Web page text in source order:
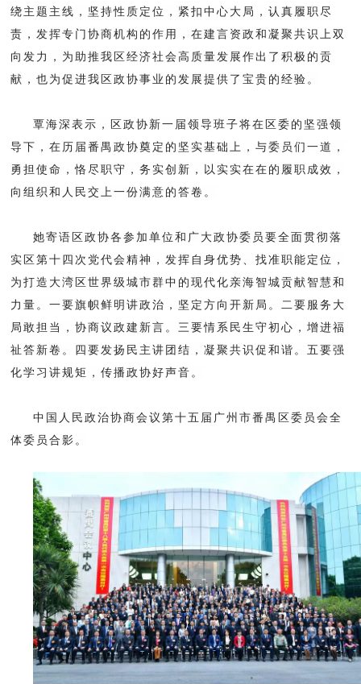
绕主题主线，坚持性质定位，紧扣中心大局，认真履职尽
责，发挥专门协商机构的作用，在建言资政和凝聚共识上双
向发力，为助推我区经济社会高质量发展作出了积极的贡
献，也为促进我区政协事业的发展提供了宝贵的经验。
覃海深表示，区政协新一届领导班子将在区委的坚强领
导下，在历届番禺政协奠定的坚实基础上，与委员们一道，
勇担使命，恪尽职守，务实创新，以实实在在的履职成效，
向组织和人民交上一份满意的答卷。
她寄语区政协各参加单位和广大政协委员要全面贯彻落
实区第十四次党代会精神，发挥自身优势、找准职能定位，
为打造大湾区世界级城市群中的现代化亲海智城贡献智慧和
力量。一要旗帜鲜明讲政治，坚定方向开新局。二要服务大
局敢担当，协商议政建新言。三要情系民生守初心，增进福
祉答新卷。四要发扬民主讲团结，凝聚共识促和谐。五要强
化学习讲规矩，传播政协好声音。
中国人民政治协商会议第十五届广州市番禺区委员会全
体委员合影。